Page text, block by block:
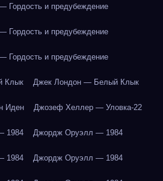
Гордость и предубеждение
Гордость и предубеждение
Гордость и предубеждение
Клык Джек Лондон — Белый Клык
Иден Джозеф Хеллер — Уловка-22
1984 Джордж Оруэлл — 1984
1984 Джордж Оруэлл — 1984